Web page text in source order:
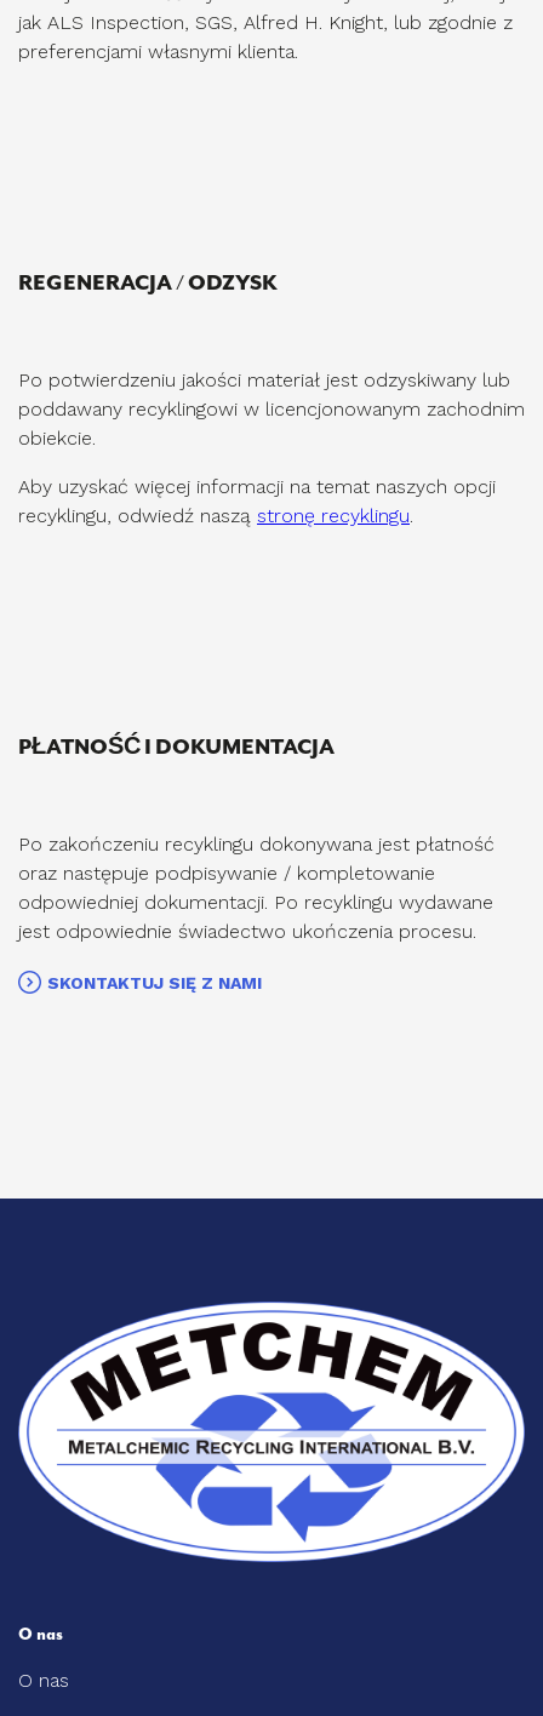
jak ALS Inspection, SGS, Alfred H. Knight, lub zgodnie z
preferencjami własnymi klienta.
REGENERACJA / ODZYSK
Po potwierdzeniu jakości materiał jest odzyskiwany lub
poddawany recyklingowi w licencjonowanym zachodnim
obiekcie.
Aby uzyskać więcej informacji na temat naszych opcji
recyklingu, odwiedź naszą stronę recyklingu
PŁATNOŚĆ I DOKUMENTACJA
Po zakończeniu recyklingu dokonywana jest płatność
oraz następuje podpisywanie / kompletowanie
odpowiedniej dokumentacji. Po recyklingu wydawane
jest odpowiednie świadectwo ukończenia procesu.
SKONTAKTUJ SIĘ Z NAMI
O nas
O nas